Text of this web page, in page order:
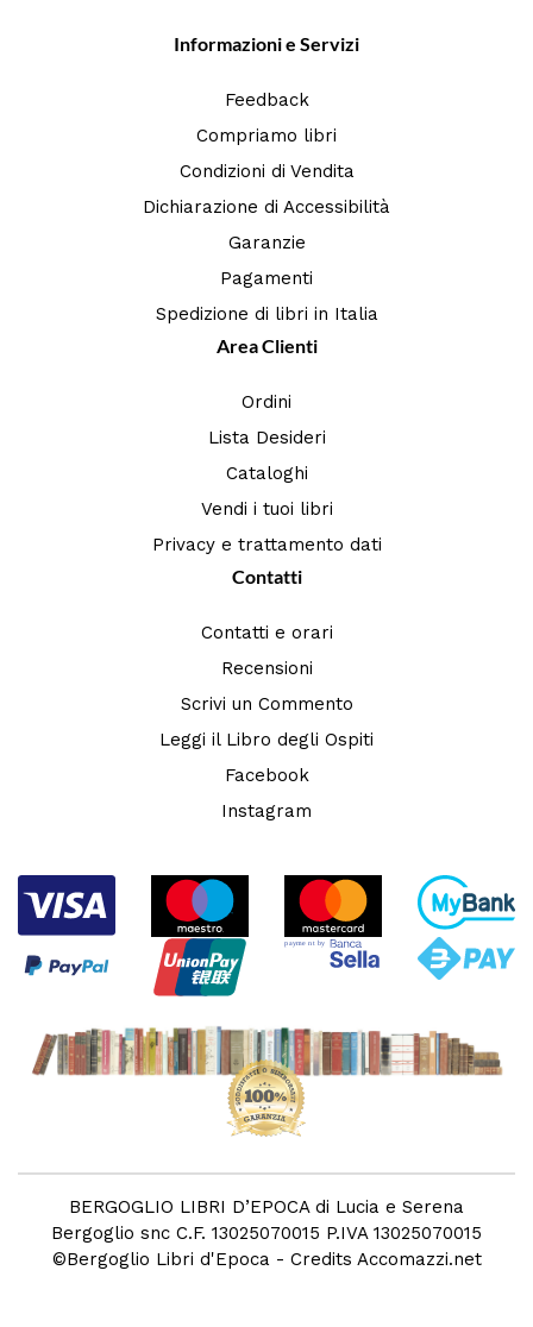
Informazioni e Servizi
Feedback
Compriamo libri
Condizioni di Vendita
Dichiarazione di Accessibilità
Garanzie
Pagamenti
Spedizione di libri in Italia
Area Clienti
Ordini
Lista Desideri
Cataloghi
Vendi i tuoi libri
Privacy e trattamento dati
Contatti
Contatti e orari
Recensioni
Scrivi un Commento
Leggi il Libro degli Ospiti
Facebook
Instagram
BERGOGLIO LIBRI D’EPOCA di Lucia e Serena
Bergoglio snc C.F. 13025070015 P.IVA 13025070015
©Bergoglio Libri d'Epoca - Credits Accomazzi.net